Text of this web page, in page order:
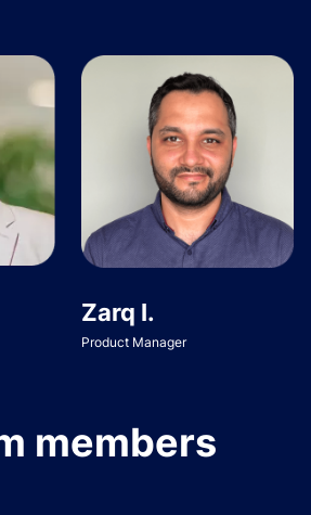
Zarq I.
Product Manager
members